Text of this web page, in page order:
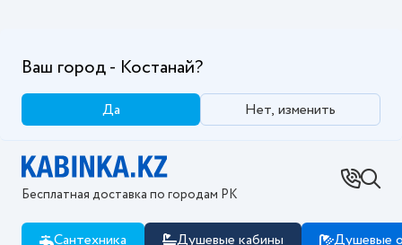
Ваш город - Костанай?
Да Нет, изменить
Бесплатная доставка по городам РК
Сантехника Душевые кабины Душевые